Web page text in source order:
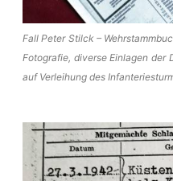
Fall Peter Stilck –
Fotografie, diverse Einlagen der
auf Verleihung des